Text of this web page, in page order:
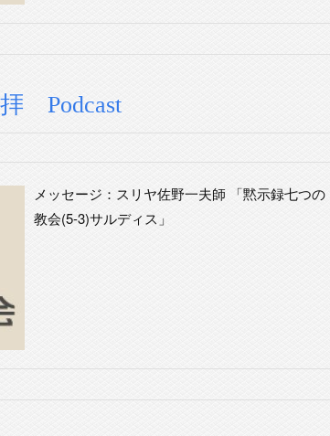
Podcast
メッセージ：スリヤ佐野一夫師 「黙示録七つの
教会(5-3)サルディス」